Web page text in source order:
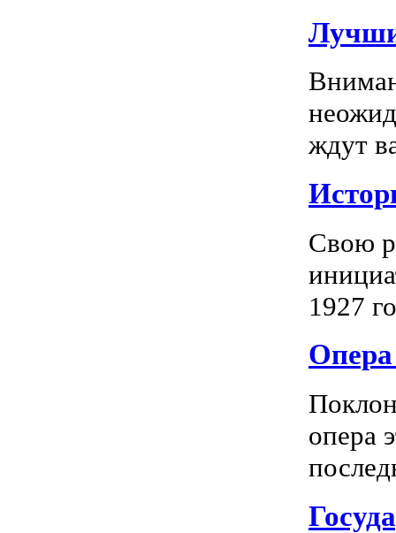
ждут
Свою
1927
Опера
опера